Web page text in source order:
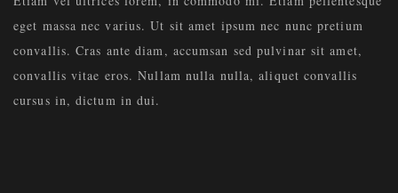
eget massa nec varius. Ut sit amet ipsum nec nunc pretium
convallis. Cras ante diam, accumsan sed pulvinar sit amet,
convallis vitae eros. Nullam nulla nulla, aliquet convallis
cursus in, dictum in dui.